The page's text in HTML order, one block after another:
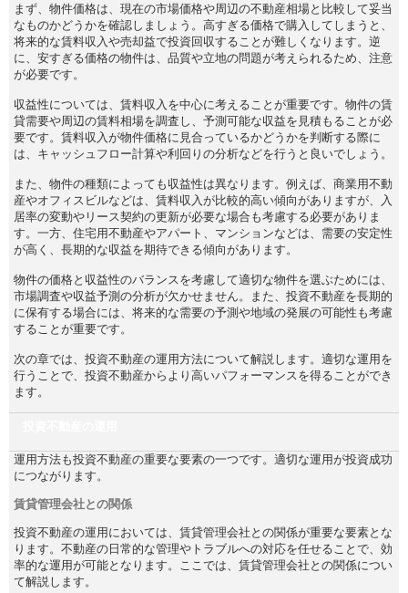
まず、物件価格は、現在の市場価格や周辺の不動産相場と比較して妥当
なものかどうかを確認しましょう。高すぎる価格で購入してしまうと、
将来的な賃料収入や売却益で投資回収することが難しくなります。逆
に、安すぎる価格の物件は、品質や立地の問題が考えられるため、注意
が必要です。
収益性については、賃料収入を中心に考えることが重要です。物件の賃
貸需要や周辺の賃料相場を調査し、予測可能な収益を見積もることが必
要です。賃料収入が物件価格に見合っているかどうかを判断する際に
は、キャッシュフロー計算や利回りの分析などを行うと良いでしょう。
また、物件の種類によっても収益性は異なります。例えば、商業用不動
産やオフィスビルなどは、賃料収入が比較的高い傾向がありますが、入
居率の変動やリース契約の更新が必要な場合も考慮する必要がありま
す。一方、住宅用不動産やアパート、マンションなどは、需要の安定性
が高く、長期的な収益を期待できる傾向があります。
物件の価格と収益性のバランスを考慮して適切な物件を選ぶためには、
市場調査や収益予測の分析が欠かせません。また、投資不動産を長期的
に保有する場合には、将来的な需要の予測や地域の発展の可能性も考慮
することが重要です。
次の章では、投資不動産の運用方法について解説します。適切な運用を
行うことで、投資不動産からより高いパフォーマンスを得ることができ
ます。
運用方法も投資不動産の重要な要素の一つです。適切な運用が投資成功
につながります。
賃貸管理会社との関係
投資不動産の運用においては、賃貸管理会社との関係が重要な要素とな
ります。不動産の日常的な管理やトラブルへの対応を任せることで、効
率的な運用が可能となります。ここでは、賃貸管理会社との関係につい
て解説します。